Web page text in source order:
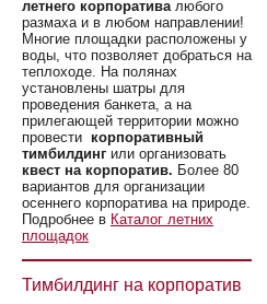
летнего корпоративалюбого
размаха и в любом направлении!
Многие площадки расположены у
воды, что позволяет добраться на
теплоходе. На полянах
установлены шатры для
проведения банкета, а на
прилегающей территории можно
провести корпоративный
тимбилдинг или организовать
квест на корпоратив. Более 80
вариантов для организации
осеннего корпоратива на природе.
Подробнее в Каталог летних
площадок
Тимбилдинг на корпоратив